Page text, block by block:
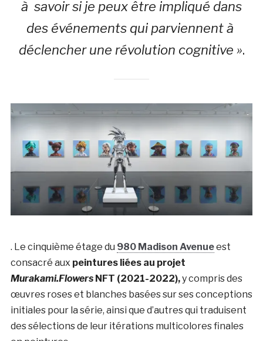
à savoir si je peux être impliqué dans
des événements qui parviennent à
déclencher une révolution cognitive ».
. Le cinquième étage du 980 Madison Avenueest
consacré aux peintures liées au projet
Murakami.FlowersNFT (2021-2022),y compris des
œuvres roses et blanches basées sur ses conceptions
initiales pour la série, ainsi que d’autres qui traduisent
des sélections de leur itérations multicolores finales